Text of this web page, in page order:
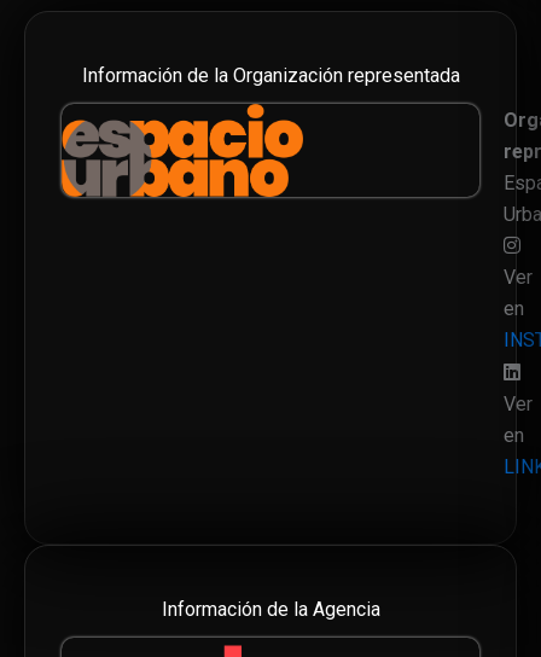
Información de la Organización representada
Ver
en
Ver
en
Información de la Agencia